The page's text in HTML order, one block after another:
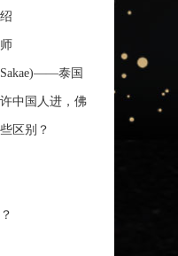
Sakae)——泰国
中国人进，佛
区别？